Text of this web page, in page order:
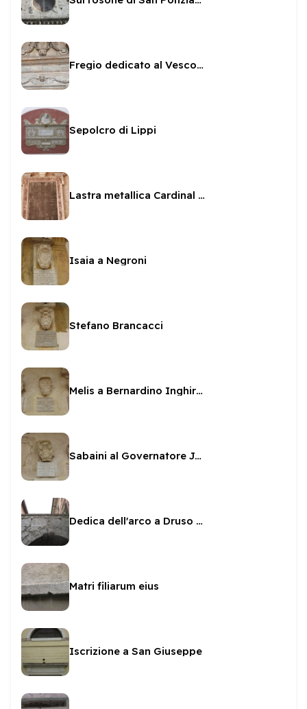
Fregio dedicato al Vescovo Sanvitale
Sepolcro di Lippi
Lastra metallica Cardinal Facchinetti
Isaia a Negroni
Stefano Brancacci
Melis a Bernardino Inghirami
Sabaini al Governatore Jacovacci
Dedica dell'arco a Druso e Germanico
Matri filiarum eius
Iscrizione a San Giuseppe